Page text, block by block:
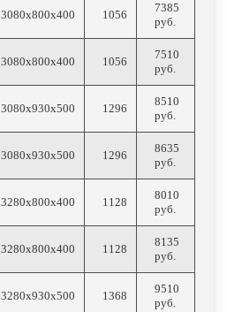
3080х800х400 1056
7385
руб.
3080х800х400 1056
7510
руб.
3080х930х500 1296
8510
руб.
3080х930х500 1296
8635
руб.
3280х800х400 1128
8010
руб.
3280х800х400 1128
8135
руб.
3280х930х500 1368
9510
руб.